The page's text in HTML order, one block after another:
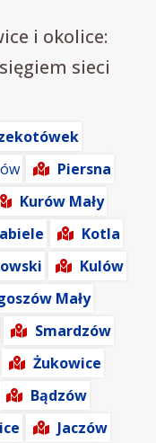
i okolice:
sieci
Piersna
Kurów Mały
Kotla
Kulów
Mały
Smardzów
Żukowice
Bądzów
Jaczów